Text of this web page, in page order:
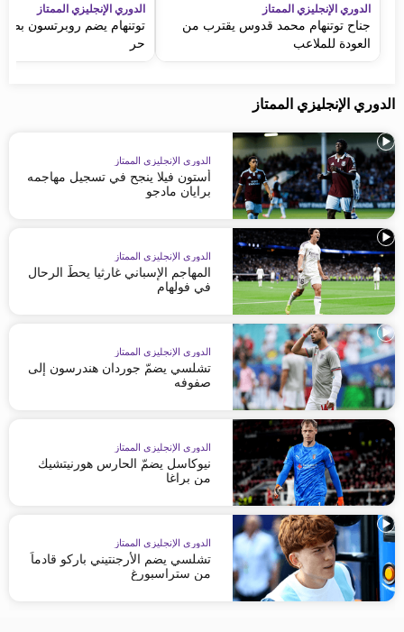
الدوري الإنجليزي الممتاز
جناح توتنهام محمد قدوس يقترب من
العودة للملاعب
الدوري الإنجليزي الممتاز
توتنهام يضم روبرتسون
حر
الدوري الإنجليزي الممتاز
الدوري الإنجليزي الممتاز
أستون فيلا ينجح في تسجيل مهاجمه
برايان مادجو
الدوري الإنجليزي الممتاز
المهاجم الإسباني غارثيا يحطّ الرحال
في فولهام
الدوري الإنجليزي الممتاز
تشلسي يضمّ جوردان هندرسون إلى
صفوفه
الدوري الإنجليزي الممتاز
نيوكاسل يضمّ الحارس هورنيتشيك
من براغا
الدوري الإنجليزي الممتاز
تشلسي يضم الأرجنتيني باركو قادماً
من ستراسبورغ